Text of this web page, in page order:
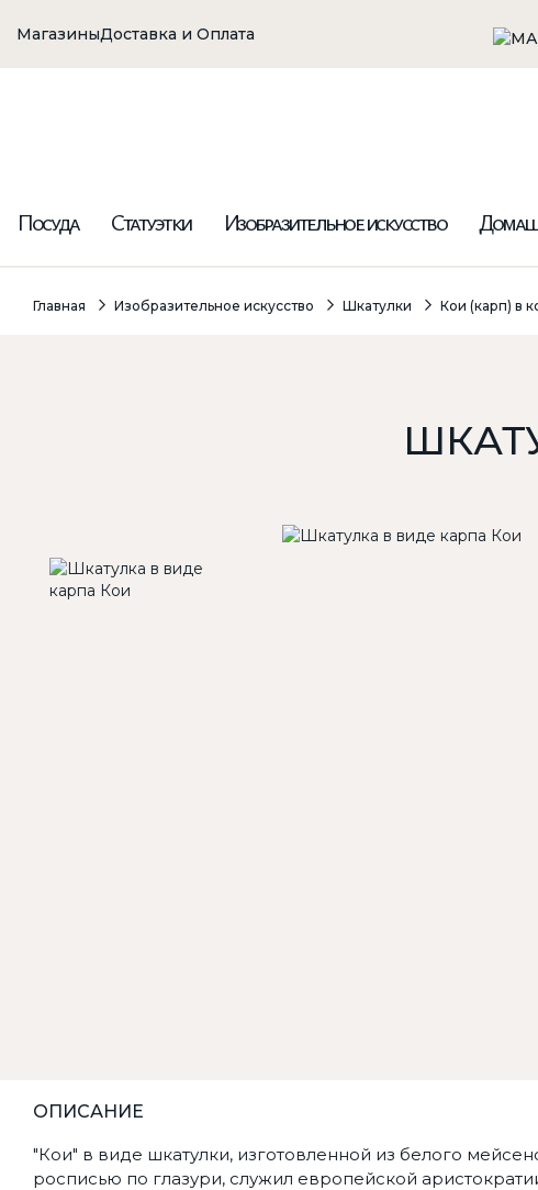
МагазиныДоставка и Оплата
Посуда Статуэтки Изобразительное искусство
Главная Изобразительное искусство Шкатулки Кои (карп) в
ОПИСАНИЕ
"Кои" в виде шкатулки, изготовленной из белого
росписью по глазури, служил европейской